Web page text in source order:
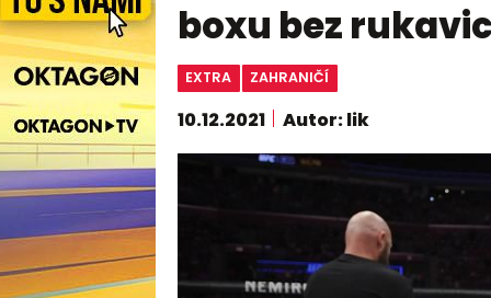
boxu bez
EXTRA ZAHRANIČÍ
10.12.2021 Autor: lik